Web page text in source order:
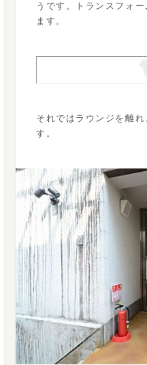
うです。トランスフォ
ます。
それではラウンジを離
す。